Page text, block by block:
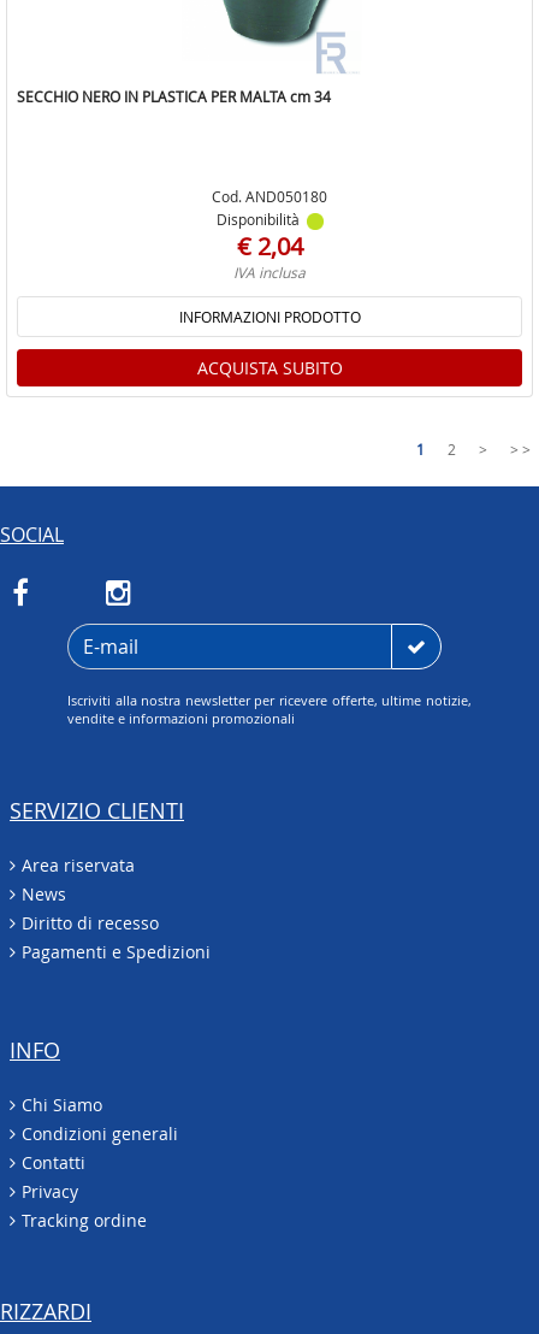
SECCHIO NERO IN PLASTICA PER MALTA cm 34
Cod. AND050180
Disponibilità
€ 2,04
IVA inclusa
INFORMAZIONI PRODOTTO
ACQUISTA SUBITO
1 2 > > >
SOCIAL
Iscriviti alla nostra newsletter per ricevere offerte, ultime notizie,
vendite e informazioni promozionali
SERVIZIO CLIENTI
Area riservata
News
Diritto di recesso
Pagamenti e Spedizioni
INFO
Chi Siamo
Condizioni generali
Contatti
Privacy
Tracking ordine
RIZZARDI